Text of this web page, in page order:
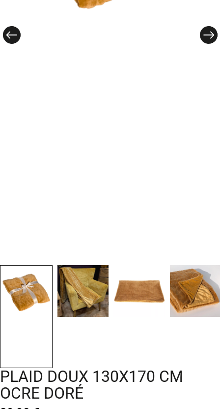
PLAID DOUX 130X170 CM
OCRE DORÉ